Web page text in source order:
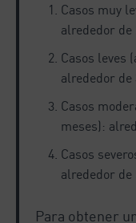
Casos muy
alrededor de
Casos leves
alrededor de
Casos
meses):
Casos
alrededor de
Para obtener